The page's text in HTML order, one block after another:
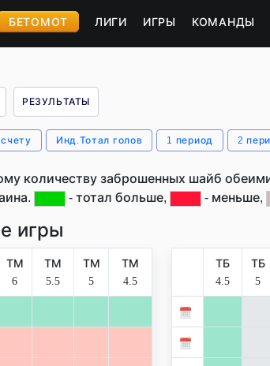
БЕТОМОТ ЛИГИ ИГРЫ КОМАНДЫ
РЕЗУЛЬТАТЫ
Инд.Тотал голов 1 период 2
количеству заброшенных шайб
- тотал больше, - меньше,
игры
ТМ
6
ТМ
5.5
ТМ
5
ТМ
4.5
ТБ
4.5
ТБ
5